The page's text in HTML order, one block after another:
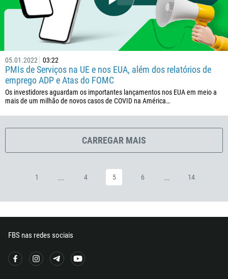
05.01.2022 03:22
PMIs de Serviços na UE e nos EUA, além dos relatórios de
emprego ADP e Atas do FOMC
Os investidores aguardam os importantes lançamentos nos EUA em meio a
mais de um milhão de novos casos de COVID na América…
CARREGAR MAIS
1 ... 4 5 6 ... 14
FBS nas redes sociais
593
503
240
291
372
251
679
33
995